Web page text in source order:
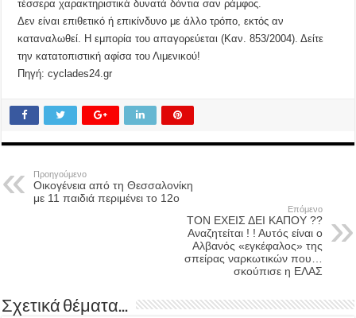
τέσσερα χαρακτηριστικά δυνατά δόντια σαν ράμφος.
Δεν είναι επιθετικό ή επικίνδυνο με άλλο τρόπο, εκτός αν
καταναλωθεί. Η εμπορία του απαγορεύεται (Καν. 853/2004). Δείτε
την κατατοπιστική αφίσα του Λιμενικού!
Πηγή: cyclades24.gr
Προηγούμενο
Οικογένεια από τη Θεσσαλονίκη
με 11 παιδιά περιμένει το 12ο
Επόμενο
ΤΟΝ ΕΧΕΙΣ ΔΕΙ ΚΑΠΟΥ ??
Αναζητείται ! ! Αυτός είναι ο
Αλβανός «εγκέφαλος» της
σπείρας ναρκωτικών που…
σκούπισε η ΕΛΑΣ
Σχετικά θέματα...